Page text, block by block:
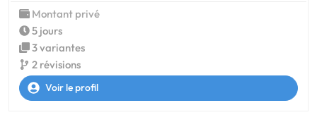
Montant privé
5 jours
3 variantes
2 révisions
Voir le profil